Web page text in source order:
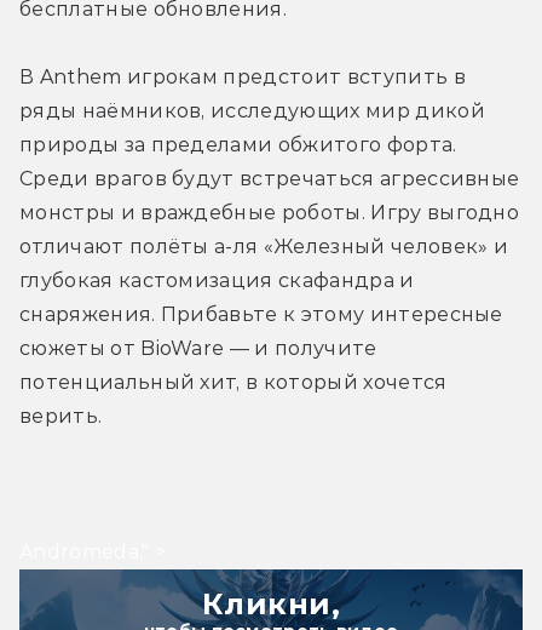
бесплатные обновления.
В Anthem игрокам предстоит вступить в
ряды наёмников, исследующих мир дикой
природы за пределами обжитого форта.
Среди врагов будут встречаться агрессивные
монстры и враждебные роботы. Игру выгодно
отличают полёты а-ля «Железный человек» и
глубокая кастомизация скафандра и
снаряжения. Прибавьте к этому интересные
сюжеты от BioWare — и получите
потенциальный хит, в который хочется
верить.
Кликни,